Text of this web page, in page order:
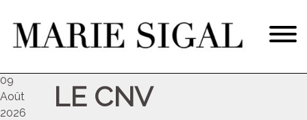
09
Août
2026
LE CNV